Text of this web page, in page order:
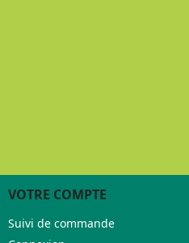
VOTRE COMPTE
Suivi de commande